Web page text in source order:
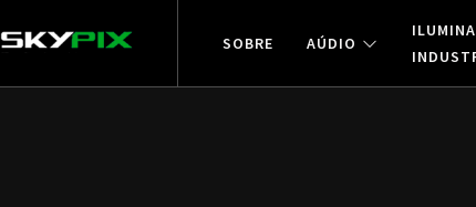
SOBRE AÚDIO